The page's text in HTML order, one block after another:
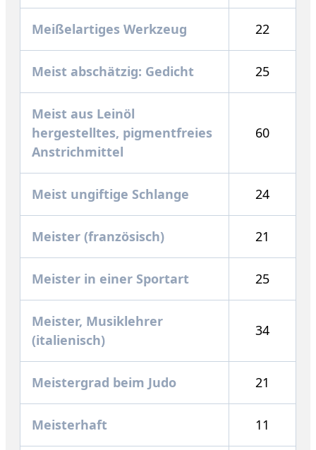
Meißelartiges Werkzeug 22
Meist abschätzig: Gedicht 25
Meist aus Leinöl
hergestelltes, pigmentfreies
Anstrichmittel
60
Meist ungiftige Schlange 24
Meister (französisch) 21
Meister in einer Sportart 25
Meister, Musiklehrer
(italienisch)
34
Meistergrad beim Judo 21
Meisterhaft 11